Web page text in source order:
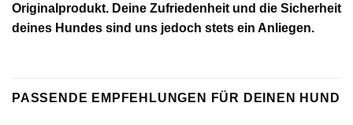
Originalprodukt. Deine Zufriedenheit und die Sicherheit
deines Hundes sind uns jedoch stets ein Anliegen.
PASSENDE EMPFEHLUNGEN FÜR DEINEN HUND